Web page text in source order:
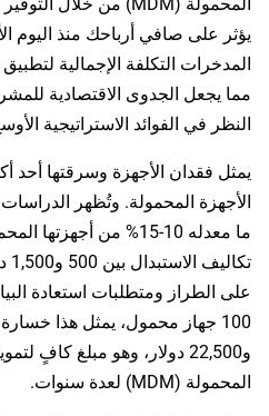
يؤثر على صافي أرباحك منذ اليوم
مما يجعل الجدوى الاقتصادية
النظر في الفوائد الاستراتيجية
يمثل فقدان الأجهزة وسرقتها أحد
الأجهزة المحمولة. وتُظهر
ما معدله 10-15% من
على الطراز ومتطلبات استعادة
و22,500 دولار، وهو مبلغ كافٍ
المحمولة (MDM) لعدة سنوات.